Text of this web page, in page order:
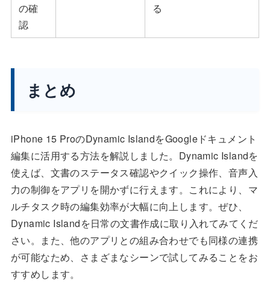
の確
認
る
まとめ
iPhone 15 ProのDynamic IslandをGoogleドキュメント
編集に活用する方法を解説しました。Dynamic Islandを
使えば、文書のステータス確認やクイック操作、音声入
力の制御をアプリを開かずに行えます。これにより、マ
ルチタスク時の編集効率が大幅に向上します。ぜひ、
Dynamic Islandを日常の文書作成に取り入れてみてくだ
さい。また、他のアプリとの組み合わせでも同様の連携
が可能なため、さまざまなシーンで試してみることをお
すすめします。